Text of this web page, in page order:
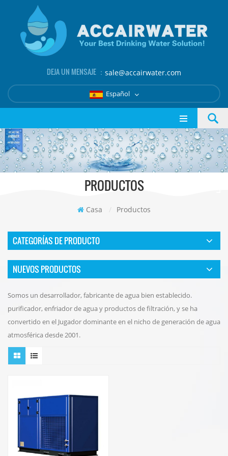
DEJA UN MENSAJE ： sale@accairwater.com
Español
PRODUCTOS
Casa / Productos
CATEGORÍAS DE PRODUCTO
NUEVOS PRODUCTOS
Somos un desarrollador, fabricante de agua bien establecido.
purificador, enfriador de agua y productos de filtración, y se ha
convertido en el Jugador dominante en el nicho de generación de agua
atmosférica desde 2001.